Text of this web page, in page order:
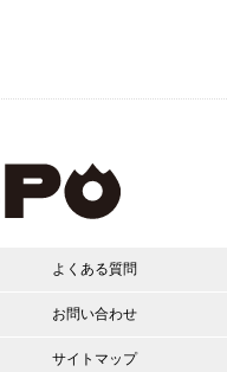
よくある質問
お問い合わせ
サイトマップ